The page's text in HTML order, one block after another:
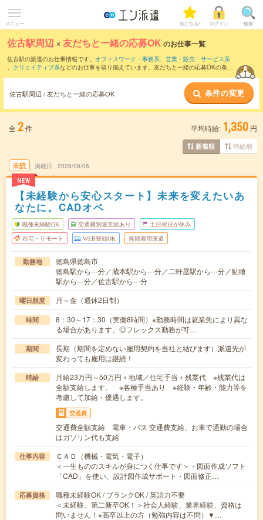
メニュー 気になる! ログイン 検索
佐古駅周辺 ×友だちと一緒の応募OK のお仕事一覧
佐古駅の派遣のお仕事情報です。 オフィスワーク・事務系、 営業・販売・サービス系
、 クリエイティブ系などのお仕事を取り揃えています。友だちと一緒の応募OKの条件
佐古駅周辺 / 友だちと一緒の応募OK 条件の変更
全 2件 平均時給: 1,350 円
新着順 時給順
未読
NEW
掲載日 2026/08/06
【未経験から安心スタート】未来を変えたいあ
なたに。CADオペ
職種未経験OK 交通費別途支給あり 土日祝日が休み
在宅・リモート WEB登録OK 無期雇用派遣
勤務地
徳島県徳島市
徳島駅から---分／蔵本駅から---分／二軒屋駅から---分／鮎喰
駅から---分／佐古駅から---分
曜日頻度 月～金（週休2日制）
時間
8：30～17：30（実働8時間）※勤務時間は就業先により異な
る場合があります。◎フレックス勤務が可…
期間
長期（期間を定めない雇用契約を当社と結びます）派遣先が
変わっても雇用は継続！
時給
月給23万円～50万円＋地域／住宅手当＋残業代 ※残業代は
全額支給します。 ※各種手当あり ※経験・年齢・能力等を
考慮して加給・優遇します。
交通費
交通費全額支給 電車・バス 交通費支給、お車で通勤の場合
はガソリン代も支給
仕事内容
ＣＡＤ（機械・電気・電子）
＜一生もののスキルが身につく仕事です＞・図面作成ソフト
「CAD」を使い、設計図作成サポート・図面修正…
応募資格
職種未経験OK / ブランクOK / 英語力不要
＜未経験、第二新卒OK！＞社会人経験、業界経験、資格は
問いません！※高卒以上の方（勉強内容は不問）▼…